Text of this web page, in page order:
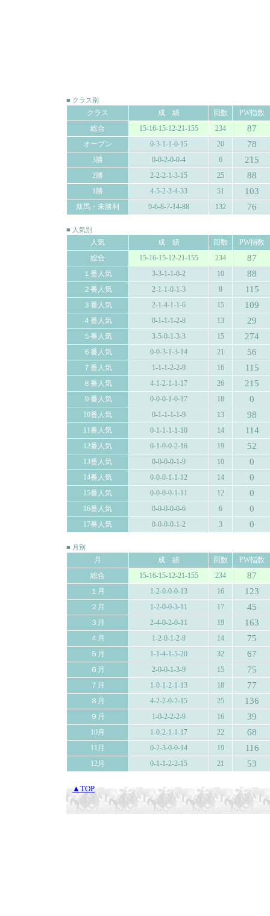
■ クラス別
クラス 成 績 回数
PW指数
総合
15-16-15-12-21-155 234 87
オープン 0-3-1-1-0-15 20 78
3勝 0-0-2-0-0-4 6 215
2勝 2-2-2-1-3-15 25 88
1勝 4-5-2-3-4-33 51 103
新馬・未勝利 9-6-8-7-14-88 132 76
■ 人気別
人気 成 績 回数
PW指数
総合
15-16-15-12-21-155 234 87
１番人気 3-3-1-1-0-2 10 88
２番人気 2-1-1-0-1-3 8 115
３番人気 2-1-4-1-1-6 15 109
４番人気 0-1-1-1-2-8 13 29
５番人気 3-5-0-1-3-3 15 274
６番人気 0-0-3-1-3-14 21 56
７番人気 1-1-1-2-2-9 16 115
８番人気 4-1-2-1-1-17 26 215
９番人気 0-0-0-1-0-17 18 0
10番人気 0-1-1-1-1-9 13 98
11番人気 0-1-1-1-1-10 14 114
12番人気 0-1-0-0-2-16 19 52
13番人気 0-0-0-0-1-9 10 0
14番人気 0-0-0-1-1-12 14 0
15番人気 0-0-0-0-1-11 12 0
16番人気 0-0-0-0-0-6 6 0
17番人気 0-0-0-0-1-2 3 0
■ 月別
月 成 績 回数
PW指数
総合
15-16-15-12-21-155 234 87
１月 1-2-0-0-0-13 16 123
２月 1-2-0-0-3-11 17 45
３月 2-4-0-2-0-11 19 163
４月 1-2-0-1-2-8 14 75
５月 1-1-4-1-5-20 32 67
６月 2-0-0-1-3-9 15 75
７月 1-0-1-2-1-13 18 77
８月 4-2-2-0-2-15 25 136
９月 1-0-2-2-2-9 16 39
10月 1-0-2-1-1-17 22 68
11月 0-2-3-0-0-14 19 116
12月 0-1-1-2-2-15 21 53
▲TOP